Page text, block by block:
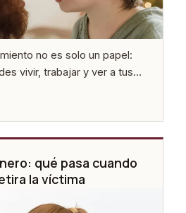
no es solo un papel:
vivir, trabajar y ver a tus
modificarla o
qué pasa cuando
la víctima